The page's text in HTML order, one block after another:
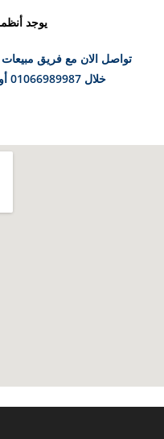
يوجد
تواصل الان مع فريق
خلال 01066989987 أو من خلال الواتساب